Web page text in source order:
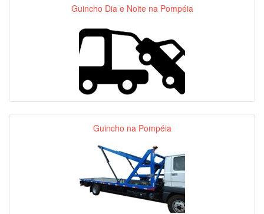
Guincho Dia e Noite na Pompéia
Guincho na Pompéia